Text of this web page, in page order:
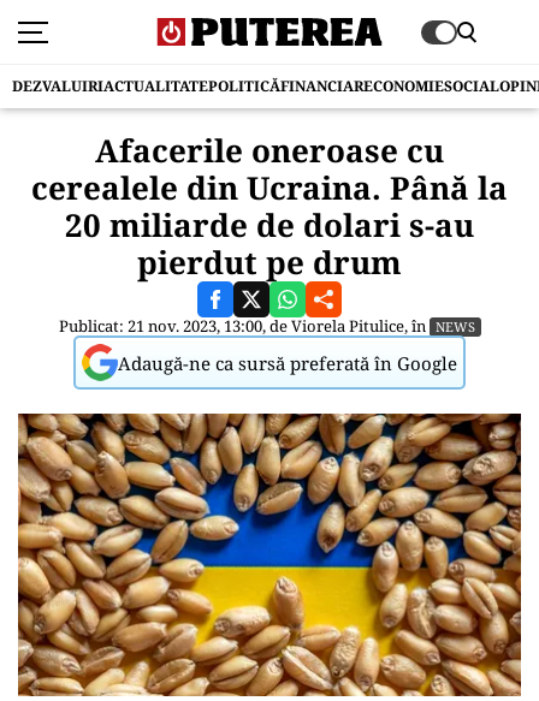
DEZVALUIRIACTUALITATEPOLITICĂFINANCIARECONOMIESOCIAL
Afacerile oneroase cu
cerealele din Ucraina. Până la
20 miliarde de dolari s-au
pierdut pe drum
Publicat: 21 nov. 2023, 13:00, deViorela Pitulice, în NEWS
Adaugă-ne ca sursă preferată în Google